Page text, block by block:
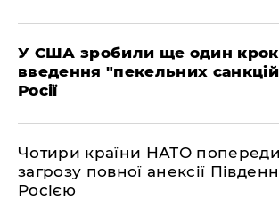
​У США зробили ще один
введення "пекельних
Росії
​Чотири країни НАТО
загрозу повної анексії
Росією